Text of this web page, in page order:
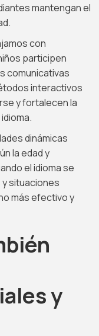
mantengan el
con
participen
comunicativas
interactivos
y fortalecen la
dinámicas
la edad y
el idioma se
situaciones
más efectivo y
y